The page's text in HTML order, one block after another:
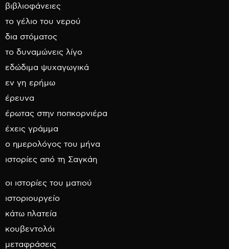
βιβλιοφάνειες
το γέλιο του νερού
δια στόματος
το δυναμώνεις λίγο
εδώδιμα ψυχαγωγικά
εν γη ερήμω
έρευνα
έρωτας στην ποπκορνιέρα
έχεις γράμμα
ο ημερολόγος του μήνα
ιστορίες από τη Σαγκάη
οι ιστορίες του ματιού
ιστοριουργείο
κάτω πλατεία
κουβεντολόι
μεταφράσεις